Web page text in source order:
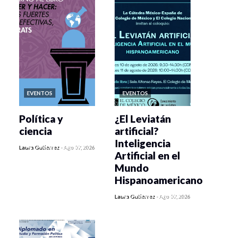
EVENTOS
0 veces compartido
Política y
ciencia
Laura Gutiérrez -Ago 07, 2026
EVENTOS
0 veces compartido
¿El Leviatán
artificial?
Inteligencia
Artificial en el
Mundo
Hispanoamericano
Laura Gutiérrez -Ago 07, 2026